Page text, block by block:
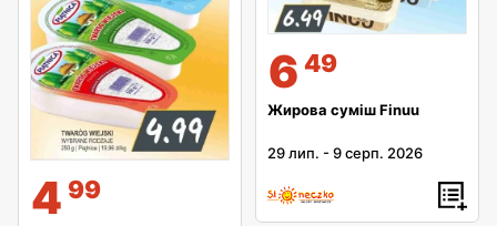
4 99
6 49
Жирова суміш Finuu
29 лип. -9 серп. 2026